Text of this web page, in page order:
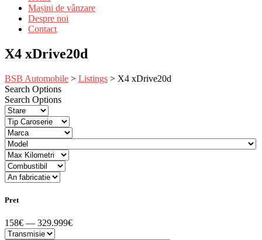
Mașini de vânzare
Despre noi
Contact
X4 xDrive20d
BSB Automobile > Listings > X4 xDrive20d
Search Options
Search Options
Pret
158€ — 329.999€